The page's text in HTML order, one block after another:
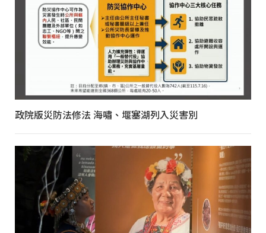
政院版災防法修法 海嘯、堰塞湖列入災害別